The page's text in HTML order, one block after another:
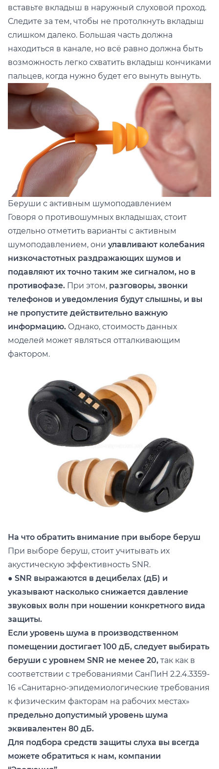
вставьте вкладыш в наружный слуховой проход.
Следите за тем, чтобы не протолкнуть вкладыш
слишком далеко. Большая часть должна
находиться в канале, но всё равно должна быть
возможность легко схватить вкладыш кончиками
пальцев, когда нужно будет его вынуть вынуть.
Беруши с активным шумоподавлением
Говоря о противошумных вкладышах, стоит
отдельно отметить варианты с активным
шумоподавлением, они улавливают колебания
низкочастотных раздражающих шумов и
подавляют их точно таким же сигналом, но в
противофазе. При этом, разговоры, звонки
телефонов и уведомления будут слышны, и вы
не пропустите действительно важную
информацию. Однако, стоимость данных
моделей может являться отталкивающим
фактором.
На что обратить внимание при выборе беруш
При выборе беруш, стоит учитывать их
акустическую эффективность SNR.
● SNR выражаются в децибелах (дБ) и
указывают насколько снижается давление
звуковых волн при ношении конкретного вида
защиты.
Если уровень шума в производственном
помещении достигает 100 дБ, следует выбирать
беруши с уровнем SNR не менее 20, так как в
соответствии с требованиями СанПиН 2.2.4.3359-
16 «Санитарно-эпидемиологические требования
к физическим факторам на рабочих местах»
предельно допустимый уровень шума
эквивалентен 80 дБ.
Для подбора средств защиты слуха вы всегда
можете обратиться к нам, компании